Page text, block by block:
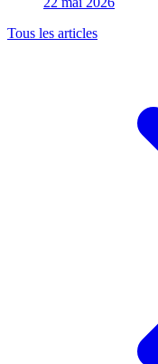
Tous les articles